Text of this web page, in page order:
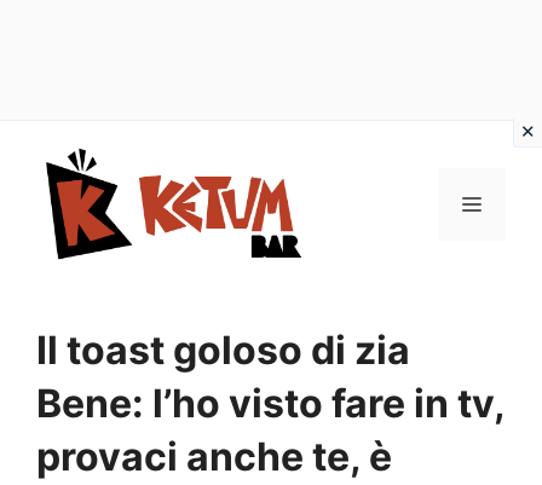
contenuto
Menu
Il toast goloso di zia
Bene: l’ho visto fare in tv,
provaci anche te, è